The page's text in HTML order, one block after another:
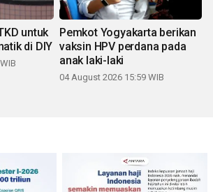
untuk
di DIY
Pemkot Yogyakarta berikan
vaksin HPV perdana pada
anak laki-laki
04 August 2026 15:59 WIB